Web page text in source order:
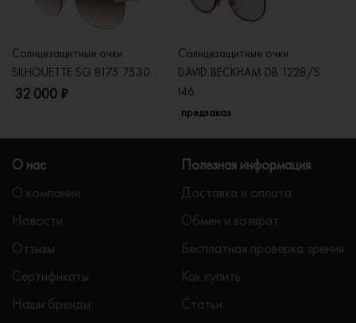
Солнцезащитные очки
SILHOUETTE SG 8175 7530
32 000 ₽
Солнцезащитные очки
DAVID BECKHAM DB 1228/S
I46
предзаказ
О нас
О компании
Новости
Отзывы
Сертификаты
Наши бренды
Полезная информация
Доставка и оплата
Обмен и возврат
Бесплатная проверка зрения
Как купить
Статьи